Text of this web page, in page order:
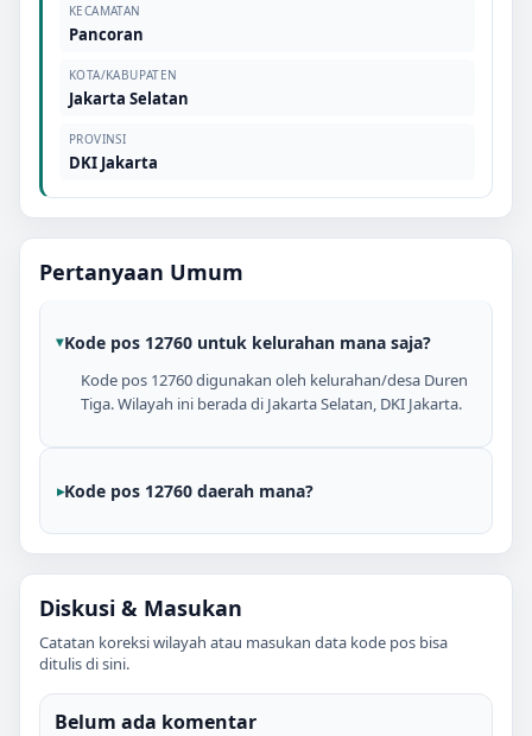
KECAMATAN
Pancoran
KOTA/KABUPATEN
Jakarta Selatan
PROVINSI
DKI Jakarta
Pertanyaan Umum
Kode pos 12760 untuk kelurahan mana saja?
Kode pos 12760 digunakan oleh kelurahan/desa Duren
Tiga. Wilayah ini berada di Jakarta Selatan, DKI Jakarta.
Kode pos 12760 daerah mana?
Diskusi & Masukan
Catatan koreksi wilayah atau masukan data kode pos bisa
ditulis di sini.
Belum ada komentar